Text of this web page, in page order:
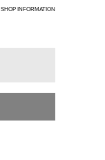
SHOP INFORMATION